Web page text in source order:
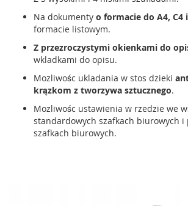
Na dokumenty o formacie do A4, C4
formacie listowym.
Z przezroczystymi okienkami do
wkladkami do opisu.
Mozliwośc ukladania w stos dzieki
krązkom z tworzywa sztucznego.
Mozliwośc ustawienia w rzedzie we
standardowych szafkach biurowych i
szafkach biurowych.